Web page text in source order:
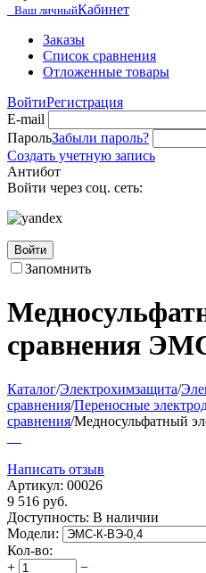
Ваш личныйКабинет
Заказы
Список сравнения
Отложенные товары
ВойтиРегистрация
E-mail
ПарольЗабыли пароль?
Создать учетную запись
Антибот
Войти через соц. сеть:
Войти
Запомнить
сравнения
Каталог/Электрохимзащита/
сравнения/Переносные
сравнения/Медносульфатный
Написать отзыв
Артикул: 00026
9 516 руб.
Доступность: В наличии
Модели:
Кол-во:
+
−